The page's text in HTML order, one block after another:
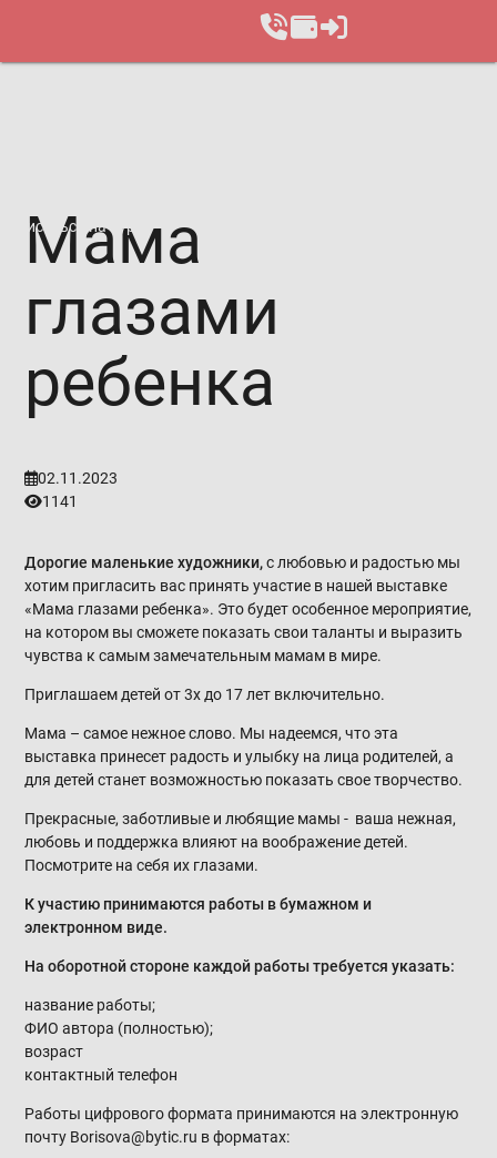
Записаться на курс
Мама
глазами
ребенка
02.11.2023
1141
Дорогие маленькие художники,с любовью и радостью мы
хотим пригласить вас принять участие в нашей выставке
«Мама глазами ребенка». Это будет особенное мероприятие,
на котором вы сможете показать свои таланты и выразить
чувства к самым замечательным мамам в мире.
Приглашаем детей от 3х до 17 лет включительно.
Мама – самое нежное слово. Мы надеемся, что эта
выставка принесет радость и улыбку на лица родителей, а
для детей станет возможностью показать свое творчество.
Прекрасные, заботливые и любящие мамы - ваша нежная,
любовь и поддержка влияют на воображение детей.
Посмотрите на себя их глазами.
К участию принимаются работы в бумажном и
электронном виде.
На оборотной стороне каждой работы требуется указать:
название работы;
ФИО автора (полностью);
возраст
контактный телефон
Работы цифрового формата принимаются на электронную
почту Borisova@bytic.ru в форматах: